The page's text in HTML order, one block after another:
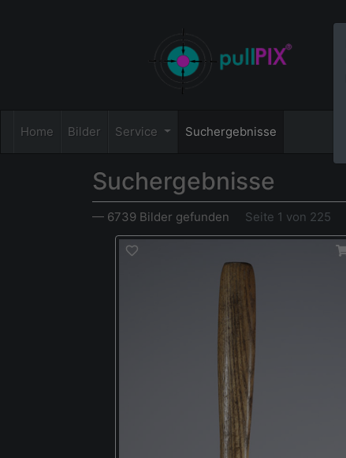
Home Bilder Service Suchergebnisse
Suchergebnisse
— 6739 Bilder gefunden Seite 1 von 225